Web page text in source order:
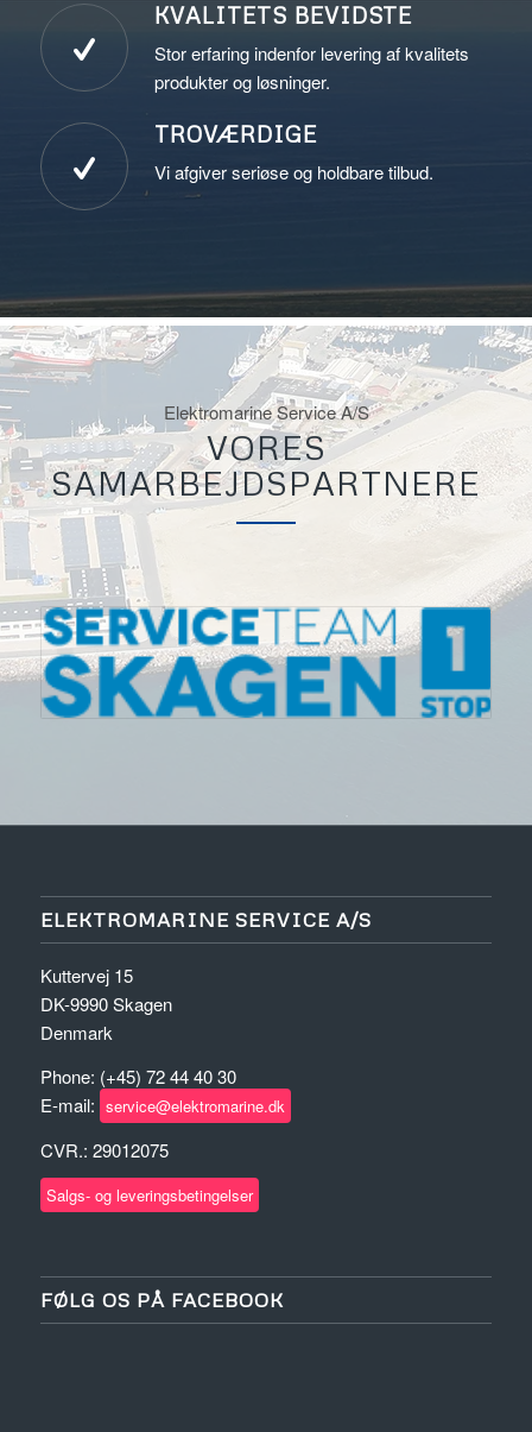
KVALITETS BEVIDSTE
Stor erfaring indenfor levering af kvalitets
produkter og løsninger.
TROVÆRDIGE
Vi afgiver seriøse og holdbare tilbud.
Elektromarine Service A/S
VORES
SAMARBEJDSPARTNERE
ELEKTROMARINE SERVICE A/S
Kuttervej 15
DK-9990 Skagen
Denmark
Phone: (+45) 72 44 40 30
E-mail: service@elektromarine.dk
CVR.: 29012075
Salgs- og leveringsbetingelser
FØLG OS PÅ FACEBOOK